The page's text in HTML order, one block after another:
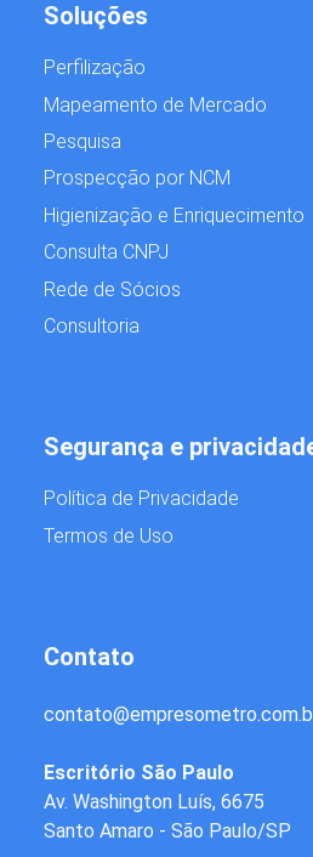
Soluções
Perfilização
Mapeamento de Mercado
Pesquisa
Prospecção por NCM
Higienização e Enriquecimento
Consulta CNPJ
Rede de Sócios
Consultoria
Contato
contato@
Escritório São Paulo
Av. Washington Luís, 6675
Santo Amaro - São Paulo/SP
Segurança e
Política de Privacidade
Termos de Uso